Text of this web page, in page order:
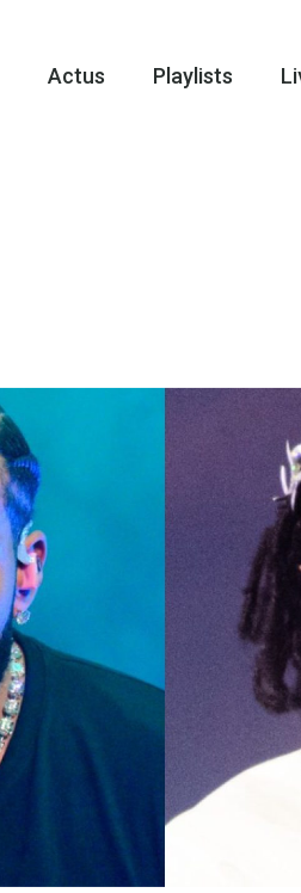
Actus Playlists